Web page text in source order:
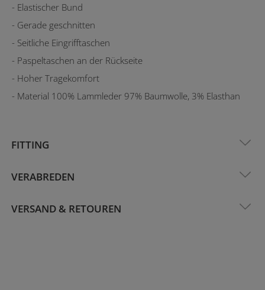
- Elastischer Bund
- Gerade geschnitten
- Seitliche Eingrifftaschen
- Paspeltaschen an der Rückseite
- Hoher Tragekomfort
- Material 100% Lammleder 97% Baumwolle, 3% Elasthan
FITTING
VERABREDEN
VERSAND & RETOUREN